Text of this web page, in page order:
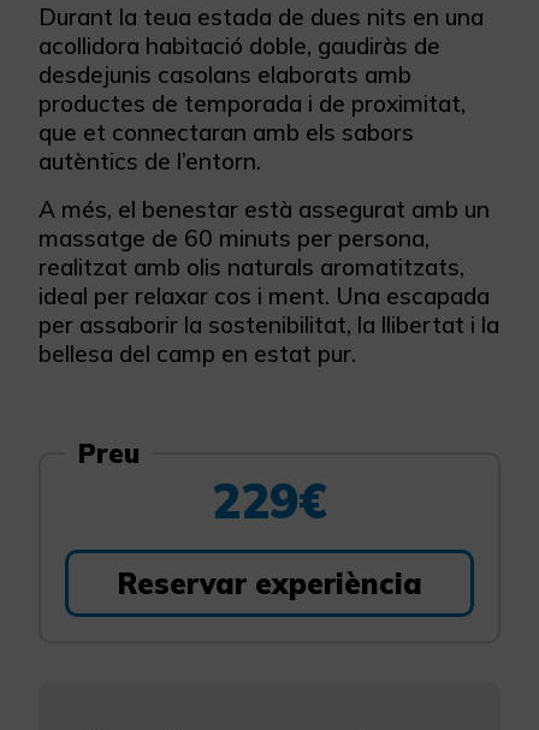
Durant la teua estada de dues nits en una
acollidora habitació doble, gaudiràs de
desdejunis casolans elaborats amb
productes de temporada i de proximitat,
que et connectaran amb els sabors
autèntics de l’entorn.
A més, el benestar està assegurat amb un
massatge de 60 minuts per persona,
realitzat amb olis naturals aromatitzats,
ideal per relaxar cos i ment. Una escapada
per assaborir la sostenibilitat, la llibertat i la
bellesa del camp en estat pur.
Preu
229€
Reservar experiència